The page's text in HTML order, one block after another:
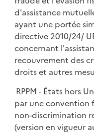
d'assistance
ayant une portée
directive 2010/24/
concernant
recouvrement des
droits et autres
RPPM - États hors
par une convention
non-discrimination
(version en vigueur